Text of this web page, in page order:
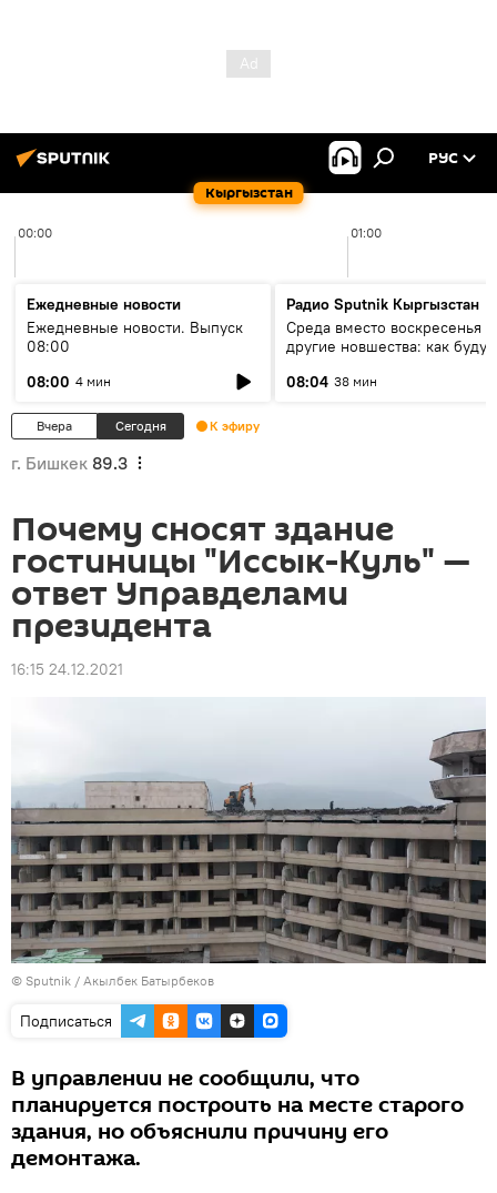
Кыргызстан
РУС
00:00 01:00
Ежедневные новости
Ежедневные новости. Выпуск
08:00
08:00 4 мин
Радио Sputnik Кыргызстан
Среда вместо воскресенья и
другие новшества: как будут
08:04 38 мин
Вчера Сегодня К эфиру
г. Бишкек 89.3
Почему сносят здание
гостиницы "Иссык-Куль" —
ответ Управделами
президента
16:15 24.12.2021
© Sputnik / Акылбек Батырбеков
Подписаться
В управлении не сообщили, что
планируется построить на месте старого
здания, но объяснили причину его
демонтажа.